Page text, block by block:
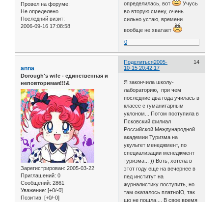
Провел на форуме:
Не определено
Последний визит:
2006-09-16 17:08:58
определилась, вот
Учусь
во вторую смену, очень
сильно устаю, времени
вообще не хватает
0
Поделиться 14
2005-
10-15 20:42:17
anna
Dorough's wife - единственная и
неповторимая!!!&
Зарегистрирован: 2005-03-22
Приглашений: 0
Сообщений: 2861
Уважение: [+0/-0]
Позитив: [+0/-0]
Я закончила школу-
лабораторию, при чем
последние два года училась в
классе с гуманитарным
уклоном... Потом поступила в
Псковский филиал
Российской Международной
академии Туризма на
укультет менеджмент, по
специализации менеджмент
туризма... )) Воть, хотела в
этот году еще на вечернее в
пед институт на
журналистику поступить, но
там оказалось платноЮ, так
шо не пошла.... В свое время